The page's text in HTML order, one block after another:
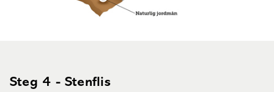
Steg 4 - Stenflis